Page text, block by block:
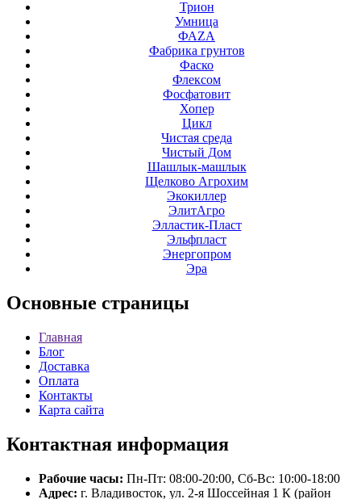
Трион
Умница
ФАZА
Фабрика грунтов
Фаско
Флексом
Фосфатовит
Хопер
Цикл
Чистая среда
Чистый Дом
Шашлык-машлык
Щелково Агрохим
Экокиллер
ЭлитАгро
Элластик-Пласт
Эльфпласт
Энергопром
Эра
Основные страницы
Главная
Блог
Доставка
Оплата
Контакты
Карта сайта
Контактная информация
Рабочие часы: Пн-Пт: 08:00-20:00, Сб-Вс: 10:00-18:00
Адрес: г. Владивосток, ул. 2-я Шоссейная 1 К (район